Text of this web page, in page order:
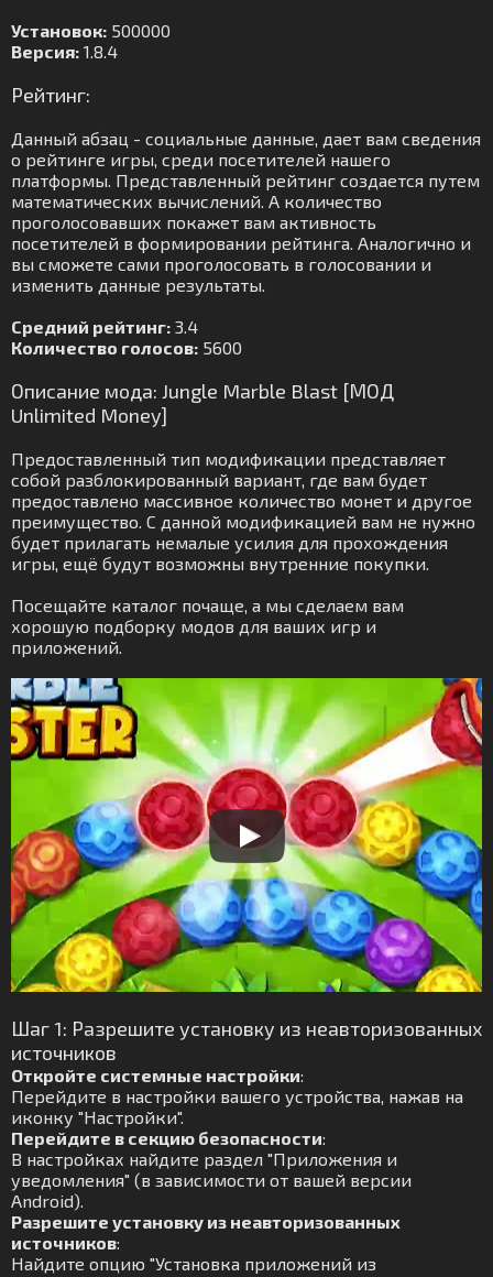
Установок: 500000
Версия: 1.8.4
Рейтинг:
Данный абзац - социальные данные, дает вам сведения
о рейтинге игры, среди посетителей нашего
платформы. Представленный рейтинг создается путем
математических вычислений. А количество
проголосовавших покажет вам активность
посетителей в формировании рейтинга. Аналогично и
вы сможете сами проголосовать в голосовании и
изменить данные результаты.
Средний рейтинг: 3.4
Количество голосов: 5600
Описание мода: Jungle Marble Blast [МОД
Unlimited Money]
Предоставленный тип модификации представляет
собой разблокированный вариант, где вам будет
предоставлено массивное количество монет и другое
преимущество. С данной модификацией вам не нужно
будет прилагать немалые усилия для прохождения
игры, ещё будут возможны внутренние покупки.
Посещайте каталог почаще, а мы сделаем вам
хорошую подборку модов для ваших игр и
приложений.
Шаг 1: Разрешите установку из неавторизованных
источников
Откройте системные настройки:
Перейдите в настройки вашего устройства, нажав на
иконку "Настройки".
Перейдите в секцию безопасности:
В настройках найдите раздел "Приложения и
уведомления" (в зависимости от вашей версии
Android).
Разрешите установку из неавторизованных
источников:
Найдите опцию "Установка приложений из